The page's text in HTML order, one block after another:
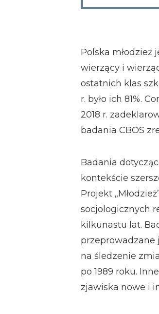
Polska młodzież
wierzący i
ostatnich klas
r. było ich 81%.
2018 r.
badania CBOS
Badania
kontekście
Projekt
socjologicznych
kilkunastu lat.
przeprowadzane
na śledzenie
po 1989 roku.
zjawiska nowe i